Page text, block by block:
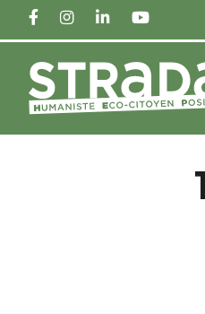
FACEBOOKINSTAGRAM
LINKEDINYOUTUBE